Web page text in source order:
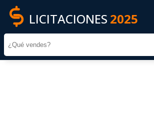
LICITACIONES 2025